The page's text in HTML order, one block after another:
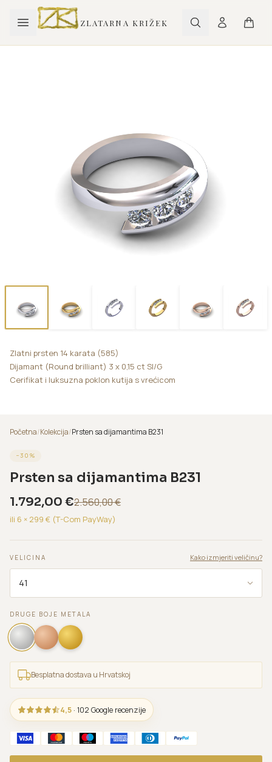
ZLATARNA KRIŽEK
Zlatni prsten 14 karata (585)
Dijamant (Round brilliant) 3 x 0,15 ct SI/G
Cerifikat i luksuzna poklon kutija s vrećicom
Početna/Kolekcija/Prsten sa dijamantima B231
−30 %
Prsten sa dijamantima B231
1.792,00 €2.560,00€
ili 6 × 299 € (T-Com PayWay)
VELICINA Kako izmjeriti veličinu?
DRUGE BOJE METALA
Besplatna dostava u Hrvatskoj
4,5 · 102 Google recenzije